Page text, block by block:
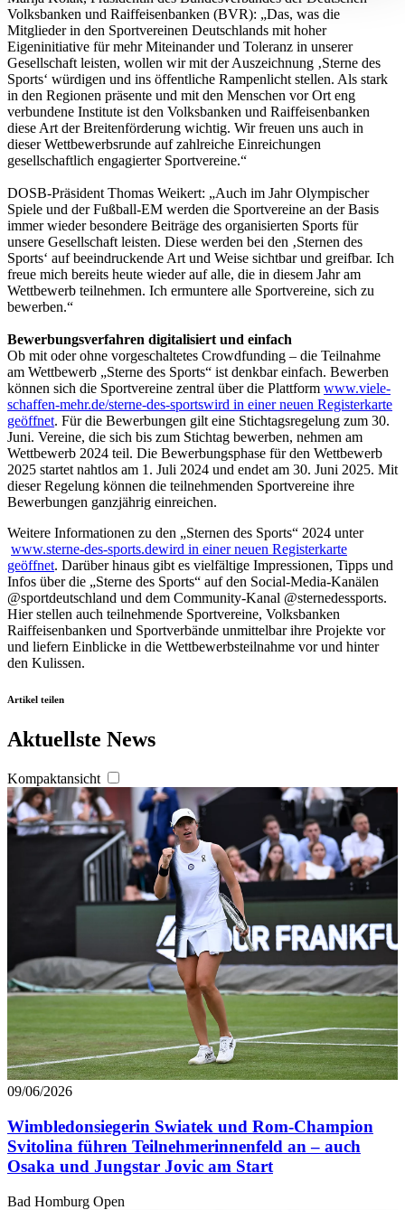
Abschnitt Einzelheitenfest.
Wir verwenden Cookies, um Inhalte und Anzeigen zu
personalisieren, Funktionen für soziale Medien anbieten
zu können und die Zugriffe auf unsere Website zu
analysieren. Außerdem geben wir Informationen zu Ihrer
Verwendung unserer Website an unsere Partner für
soziale Medien, Werbung und Analysen weiter. Unsere
Partner führen diese Informationen möglicherweise mit
weiteren Daten zusammen, die Sie ihnen bereitgestellt
haben oder die sie im Rahmen Ihrer Nutzung der Dienste
gesammelt haben. Die Cookie-Einstellungenkönnen
jederzeit über den Link im Footer aufgerufen und
angepasst werden.
Volksbanken und Raiffeisenbanken (BVR): „Das, was die
Mitglieder in den Sportvereinen Deutschlands mit hoher
Eigeninitiative für mehr Miteinander und Toleranz in unserer
Gesellschaft leisten, wollen wir mit der Auszeichnung ‚Sterne des
Sports‘ würdigen und ins öffentliche Rampenlicht stellen. Als stark
in den Regionen präsente und mit den Menschen vor Ort eng
verbundene Institute ist den Volksbanken und Raiffeisenbanken
diese Art der Breitenförderung wichtig. Wir freuen uns auch in
dieser Wettbewerbsrunde auf zahlreiche Einreichungen
gesellschaftlich engagierter Sportvereine.“
DOSB-Präsident Thomas Weikert: „Auch im Jahr Olympischer
Spiele und der Fußball-EM werden die Sportvereine an der Basis
immer wieder besondere Beiträge des organisierten Sports für
unsere Gesellschaft leisten. Diese werden bei den ‚Sternen des
Sports‘ auf beeindruckende Art und Weise sichtbar und greifbar. Ich
freue mich bereits heute wieder auf alle, die in diesem Jahr am
Wettbewerb teilnehmen. Ich ermuntere alle Sportvereine, sich zu
bewerben.“
Bewerbungsverfahren digitalisiert und einfach
Ob mit oder ohne vorgeschaltetes Crowdfunding – die Teilnahme
am Wettbewerb „Sterne des Sports“ ist denkbar einfach. Bewerben
können sich die Sportvereine zentral über die Plattform www.viele-
schaffen-mehr.de/sterne-des-sportswird in einer neuen Registerkarte
geöffnet. Für die Bewerbungen gilt eine Stichtagsregelung zum 30.
Juni. Vereine, die sich bis zum Stichtag bewerben, nehmen am
Wettbewerb 2024 teil. Die Bewerbungsphase für den Wettbewerb
2025 startet nahtlos am 1. Juli 2024 und endet am 30. Juni 2025. Mit
dieser Regelung können die teilnehmenden Sportvereine ihre
Bewerbungen ganzjährig einreichen.
Weitere Informationen zu den „Sternen des Sports“ 2024 unter
www.sterne-des-sports.dewird in einer neuen Registerkarte
geöffnet. Darüber hinaus gibt es vielfältige Impressionen, Tipps und
Infos über die „Sterne des Sports“ auf den Social-Media-Kanälen
@sportdeutschland und dem Community-Kanal @sternedessports.
Hier stellen auch teilnehmende Sportvereine, Volksbanken
Raiffeisenbanken und Sportverbände unmittelbar ihre Projekte vor
und liefern Einblicke in die Wettbewerbsteilnahme vor und hinter
den Kulissen.
Artikel teilen
Aktuellste News
Kompaktansicht
09/06/2026
Wimbledonsiegerin Swiatek und Rom-Champion
Svitolina führen Teilnehmerinnenfeld an – auch
Osaka und Jungstar Jovic am Start
Bad Homburg Open